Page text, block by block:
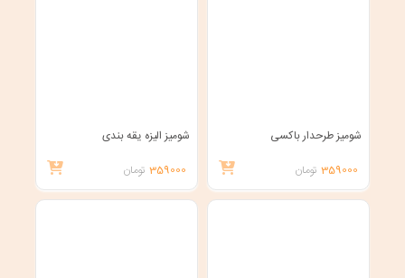
شومیز طرحدار باکسی
359000 تومان
شومیز الیزه یقه بندی
359000 تومان